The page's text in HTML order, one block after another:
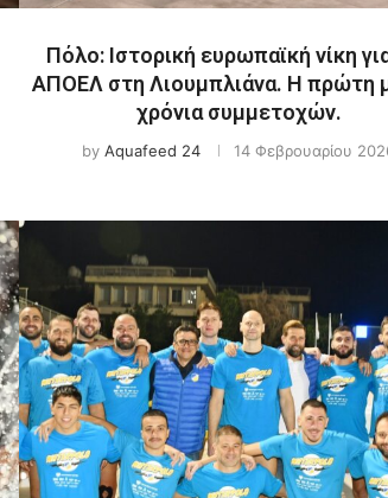
Πόλο: Ιστορική ευρωπαϊκή νίκη
ΑΠΟΕΛ στη Λιουμπλιάνα. Η πρώτη
χρόνια συμμετοχών.
by Aquafeed 24 14 Φεβρουαρίου